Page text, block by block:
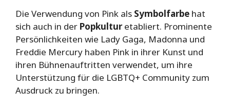
Die Verwendung von Pink als Symbolfarbe hat
sich auch in der Popkulturetabliert. Prominente
Persönlichkeiten wie Lady Gaga, Madonna und
Freddie Mercury haben Pink in ihrer Kunst und
ihren Bühnenauftritten verwendet, um ihre
Unterstützung für die LGBTQ+ Community zum
Ausdruck zu bringen.